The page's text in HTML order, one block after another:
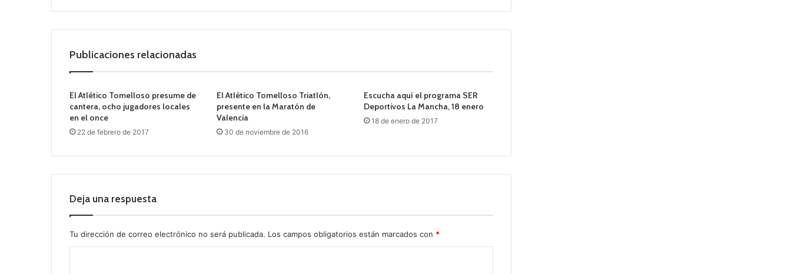
Publicaciones relacionadas
El Atlético Tomelloso presume de
cantera, ocho jugadores locales
en el once
22 de febrero de 2017
El Atlético Tomelloso Triatlón,
presente en la Maratón de
Valencia
30 de noviembre de 2016
Escucha aquí el programa SER
Deportivos La Mancha, 18 enero
18 de enero de 2017
Deja una respuesta
Tu dirección de correo electrónico no será publicada. Los campos obligatorios están marcados con *